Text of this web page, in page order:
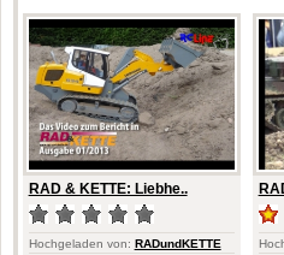
RAD & KETTE: Liebhe..
Hochgeladen von: RADundKETTE